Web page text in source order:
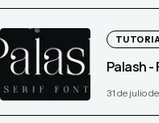
Palash
31 de julio